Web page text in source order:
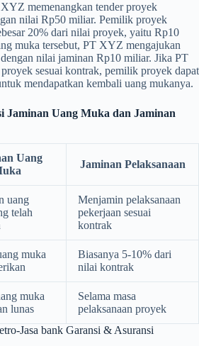
memenangkan tender proyek
nilai Rp50 miliar. Pemilik proyek
20% dari nilai proyek, yaitu Rp10
muka tersebut, PT XYZ mengajukan
nilai jaminan Rp10 miliar. Jika PT
sesuai kontrak, pemilik proyek dapat
mendapatkan kembali uang mukanya.
Jaminan Uang Muka dan Jaminan
Uang
Jaminan Pelaksanaan
uang
telah
Menjamin pelaksanaan
pekerjaan sesuai
kontrak
muka
Biasanya 5-10% dari
nilai kontrak
muka
lunas
Selama masa
pelaksanaan proyek
Jasa bank Garansi & Asuransi